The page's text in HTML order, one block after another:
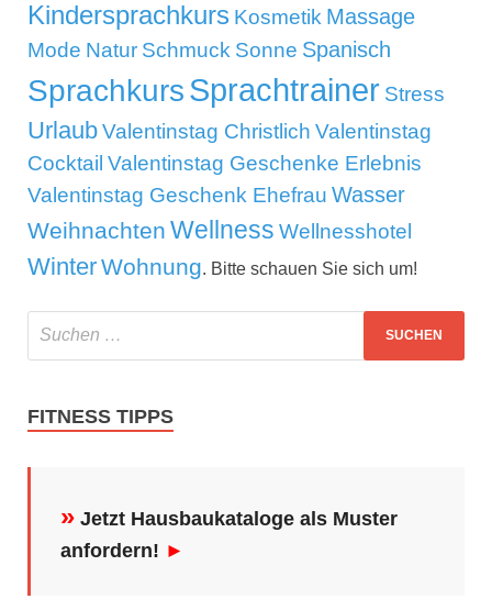
Kindersprachkurs Kosmetik Massage
Mode Natur Schmuck Sonne Spanisch
SprachkursSprachtrainer Stress
UrlaubValentinstag Christlich Valentinstag
Cocktail Valentinstag Geschenke Erlebnis
Valentinstag Geschenk Ehefrau Wasser
Weihnachten Wellness Wellnesshotel
WinterWohnung. Bitte schauen Sie sich um!
FITNESS TIPPS
» Jetzt Hausbaukataloge als Muster
anfordern! ►